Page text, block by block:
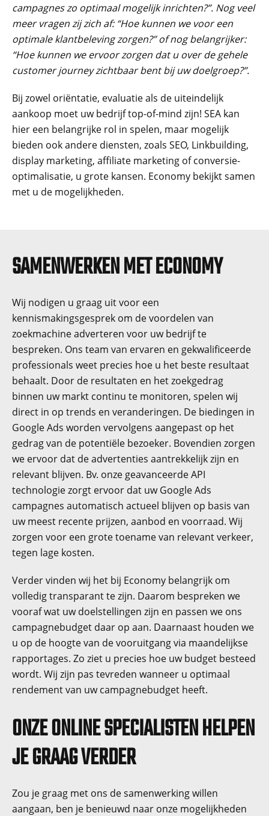
campagnes zo optimaal mogelijk inrichten?”. Nog veel
meer vragen zij zich af: “Hoe kunnen we voor een
optimale klantbeleving zorgen?” of nog belangrijker:
“Hoe kunnen we ervoor zorgen dat u over de gehele
customer journey zichtbaar bent bij uw doelgroep?”.
Bij zowel oriëntatie, evaluatie als de uiteindelijk
aankoop moet uw bedrijf top-of-mind zijn! SEA kan
hier een belangrijke rol in spelen, maar mogelijk
bieden ook andere diensten, zoals SEO, Linkbuilding,
display marketing, affiliate marketing of conversie-
optimalisatie, u grote kansen. Economy bekijkt samen
met u de mogelijkheden.
SAMENWERKEN MET ECONOMY
Wij nodigen u graag uit voor een
kennismakingsgesprek om de voordelen van
zoekmachine adverteren voor uw bedrijf te
bespreken. Ons team van ervaren en gekwalificeerde
professionals weet precies hoe u het beste resultaat
behaalt. Door de resultaten en het zoekgedrag
binnen uw markt continu te monitoren, spelen wij
direct in op trends en veranderingen. De biedingen in
Google Ads worden vervolgens aangepast op het
gedrag van de potentiële bezoeker. Bovendien zorgen
we ervoor dat de advertenties aantrekkelijk zijn en
relevant blijven. Bv. onze geavanceerde API
technologie zorgt ervoor dat uw Google Ads
campagnes automatisch actueel blijven op basis van
uw meest recente prijzen, aanbod en voorraad. Wij
zorgen voor een grote toename van relevant verkeer,
tegen lage kosten.
Verder vinden wij het bij Economy belangrijk om
volledig transparant te zijn. Daarom bespreken we
vooraf wat uw doelstellingen zijn en passen we ons
campagnebudget daar op aan. Daarnaast houden we
u op de hoogte van de vooruitgang via maandelijkse
rapportages. Zo ziet u precies hoe uw budget besteed
wordt. Wij zijn pas tevreden wanneer u optimaal
rendement van uw campagnebudget heeft.
ONZE ONLINE SPECIALISTEN HELPEN
JE GRAAG VERDER
Zou je graag met ons de samenwerking willen
aangaan, ben je benieuwd naar onze mogelijkheden